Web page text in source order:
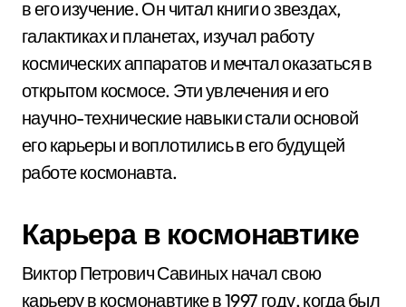
в его изучение. Он читал книги о звездах,
галактиках и планетах, изучал работу
космических аппаратов и мечтал оказаться в
открытом космосе. Эти увлечения и его
научно-технические навыки стали основой
его карьеры и воплотились в его будущей
работе космонавта.
Карьера в космонавтике
Виктор Петрович Савиных начал свою
карьеру в космонавтике в 1997 году, когда был